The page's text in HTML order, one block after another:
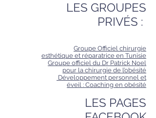
LES GROUPES
PRIVÉS :
Groupe Officiel chirurgie
esthétique et réparatrice en Tunisie
Groupe officiel du Dr Patrick Noel
pour la chirurgie de l’obésité
Développement personnel et
éveil : Coaching en obésité
LES PAGES